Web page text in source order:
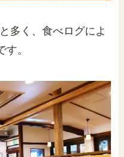
多く、食べログによ
。